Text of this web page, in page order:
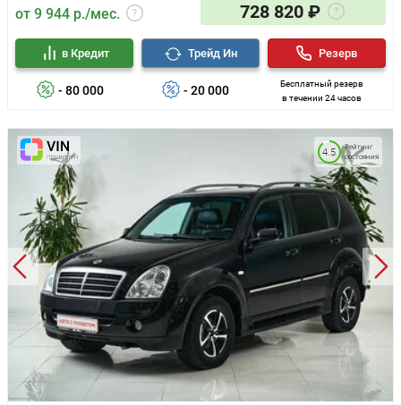
от 9 944 р./мес. 728 820 ₽
- 80 000
в Кредит
- 20 000
Трейд Ин
Бесплатный резерв
в течении 24 часов
Резерв
Рейтинг
состояния
4.5